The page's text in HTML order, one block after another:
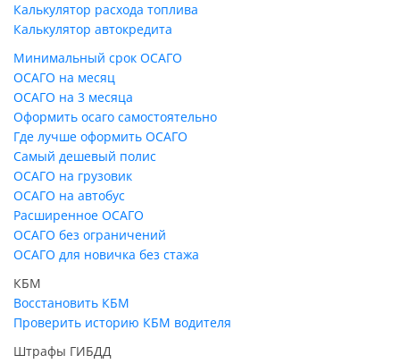
Калькулятор расхода топлива
Калькулятор автокредита
Минимальный срок ОСАГО
ОСАГО на месяц
ОСАГО на 3 месяца
Оформить осаго самостоятельно
Где лучше оформить ОСАГО
Самый дешевый полис
ОСАГО на грузовик
ОСАГО на автобус
Расширенное ОСАГО
ОСАГО без ограничений
ОСАГО для новичка без стажа
КБМ
Восстановить КБМ
Проверить историю КБМ водителя
Штрафы ГИБДД